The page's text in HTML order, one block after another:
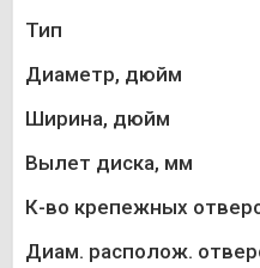
Тип
Диаметр, дюйм
Ширина, дюйм
Вылет диска, мм
К-во крепежных
Диам. располож.